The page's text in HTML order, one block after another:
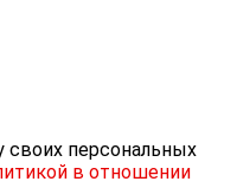
своих персональных
в отношении